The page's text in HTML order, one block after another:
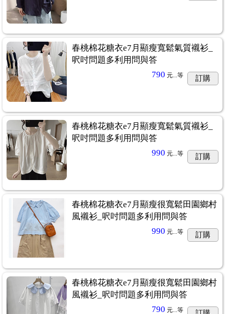
春桃棉花糖衣e7月顯瘦寬鬆氣質襯衫_
呎吋問題多利用問與答
790 元...等 訂購
春桃棉花糖衣e7月顯瘦寬鬆氣質襯衫_
呎吋問題多利用問與答
990 元...等 訂購
春桃棉花糖衣e7月顯瘦很寬鬆田園鄉村
風襯衫_呎吋問題多利用問與答
990 元...等 訂購
春桃棉花糖衣e7月顯瘦很寬鬆田園鄉村
風襯衫_呎吋問題多利用問與答
790 元...等